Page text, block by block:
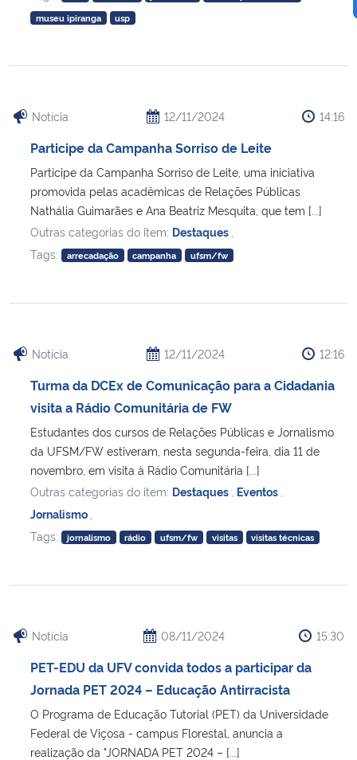
museu ipiranga
usp
Notícia 12/11/2024 14:16
Participe da Campanha Sorriso de Leite
Participe da Campanha Sorriso de Leite, uma iniciativa
promovida pelas acadêmicas de Relações Públicas
Nathália Guimarães e Ana Beatriz Mesquita, que tem [...]
Outras categorias do item: Destaques
Tags:
arrecadação campanha ufsm/fw
Notícia 12/11/2024 12:16
Turma da DCEx de Comunicação para a Cidadania
visita a Rádio Comunitária de FW
Estudantes dos cursos de Relações Públicas e Jornalismo
da UFSM/FW estiveram, nesta segunda-feira, dia 11 de
novembro, em visita à Rádio Comunitária [...]
Outras categorias do item: Destaques Eventos
Jornalismo
Tags:
jornalismo rádio ufsm/fw visitas visitas técnicas
Notícia 08/11/2024 15:30
PET-EDU da UFV convida todos a participar da
Jornada PET 2024 – Educação Antirracista
O Programa de Educação Tutorial (PET) da Universidade
Federal de Viçosa - campus Florestal, anuncia a
realização da "JORNADA PET 2024 – [...]